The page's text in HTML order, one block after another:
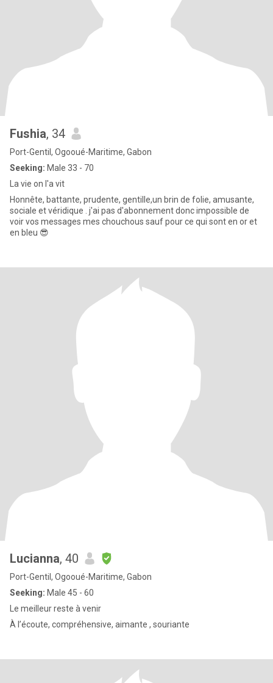
Fushia, 34
Port-Gentil, Ogooué-Maritime, Gabon
Seeking: Male 33 - 70
La vie on l'a vit
Honnête, battante, prudente, gentille,un brin de folie, amusante,
sociale et véridique . j'ai pas d'abonnement donc impossible de
voir vos messages mes chouchous sauf pour ce qui sont en or et
en bleu 😎
Lucianna, 40
Port-Gentil, Ogooué-Maritime, Gabon
Seeking: Male 45 - 60
Le meilleur reste à venir
À l’écoute, compréhensive, aimante , souriante